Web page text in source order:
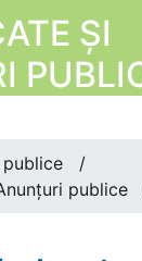
ŞI
/
publice